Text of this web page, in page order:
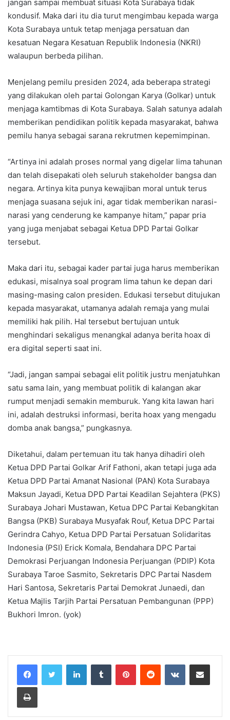
jangan sampai membuat situasi Kota Surabaya tidak
kondusif. Maka dari itu dia turut mengimbau kepada warga
Kota Surabaya untuk tetap menjaga persatuan dan
kesatuan Negara Kesatuan Republik Indonesia (NKRI)
walaupun berbeda pilihan.
Menjelang pemilu presiden 2024, ada beberapa strategi
yang dilakukan oleh partai Golongan Karya (Golkar) untuk
menjaga kamtibmas di Kota Surabaya. Salah satunya adalah
memberikan pendidikan politik kepada masyarakat, bahwa
pemilu hanya sebagai sarana rekrutmen kepemimpinan.
“Artinya ini adalah proses normal yang digelar lima tahunan
dan telah disepakati oleh seluruh stakeholder bangsa dan
negara. Artinya kita punya kewajiban moral untuk terus
menjaga suasana sejuk ini, agar tidak memberikan narasi-
narasi yang cenderung ke kampanye hitam,” papar pria
yang juga menjabat sebagai Ketua DPD Partai Golkar
tersebut.
Maka dari itu, sebagai kader partai juga harus memberikan
edukasi, misalnya soal program lima tahun ke depan dari
masing-masing calon presiden. Edukasi tersebut ditujukan
kepada masyarakat, utamanya adalah remaja yang mulai
memiliki hak pilih. Hal tersebut bertujuan untuk
menghindari sekaligus menangkal adanya berita hoax di
era digital seperti saat ini.
“Jadi, jangan sampai sebagai elit politik justru menjatuhkan
satu sama lain, yang membuat politik di kalangan akar
rumput menjadi semakin memburuk. Yang kita lawan hari
ini, adalah destruksi informasi, berita hoax yang mengadu
domba anak bangsa,” pungkasnya.
Diketahui, dalam pertemuan itu tak hanya dihadiri oleh
Ketua DPD Partai Golkar Arif Fathoni, akan tetapi juga ada
Ketua DPD Partai Amanat Nasional (PAN) Kota Surabaya
Maksun Jayadi, Ketua DPD Partai Keadilan Sejahtera (PKS)
Surabaya Johari Mustawan, Ketua DPC Partai Kebangkitan
Bangsa (PKB) Surabaya Musyafak Rouf, Ketua DPC Partai
Gerindra Cahyo, Ketua DPD Partai Persatuan Solidaritas
Indonesia (PSI) Erick Komala, Bendahara DPC Partai
Demokrasi Perjuangan Indonesia Perjuangan (PDIP) Kota
Surabaya Taroe Sasmito, Sekretaris DPC Partai Nasdem
Hari Santosa, Sekretaris Partai Demokrat Junaedi, dan
Ketua Majlis Tarjih Partai Persatuan Pembangunan (PPP)
Bukhori Imron. (yok)
LinkedInTumblr PinterestReddit VKontakteShare via Email
Print